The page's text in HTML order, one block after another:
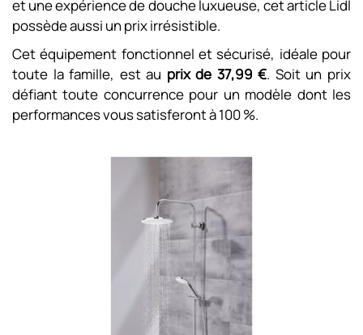
et une expérience de douche luxueuse, cet article Lidl
possède aussi un prix irrésistible.
Cet équipement fonctionnel et sécurisé, idéale pour
toute la famille, est au prix de 37,99 €. Soit un prix
défiant toute concurrence pour un modèle dont les
performances vous satisferont à 100 %.